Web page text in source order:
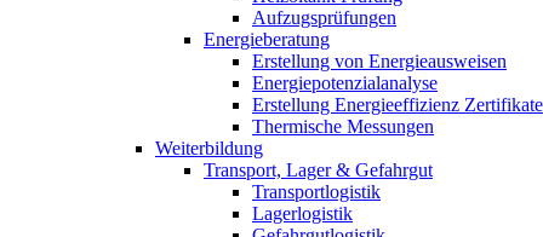
Aufzugsprüfungen
Energieberatung
Erstellung von Energieausweisen
Energiepotenzialanalyse
Erstellung Energieeffizienz Zertifikate
Thermische Messungen
Weiterbildung
Transport, Lager & Gefahrgut
Transportlogistik
Lagerlogistik